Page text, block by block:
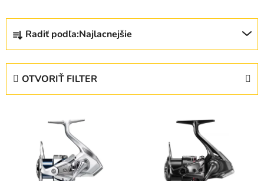
R
d
Radiť podľa:Najlacnejšie
OTVORIŤ FILTER